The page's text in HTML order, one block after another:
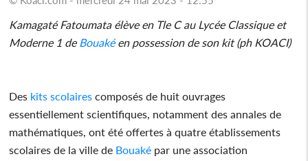
Kamagaté Fatoumata élève en Tle C au Lycée Classique et
Moderne 1 de Bouakéen possession de son kit (ph KOACI)
Des kits scolaires composés de huit ouvrages
essentiellement scientifiques, notamment des annales de
mathématiques, ont été offertes à quatre établissements
scolaires de la ville de Bouaké par une association